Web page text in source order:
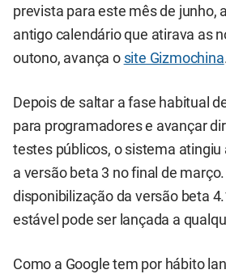
prevista para este mês de junho,
antigo calendário que atirava as
outono, avança o site Gizmochina
Depois de saltar a fase habitual
para programadores e avançar
testes públicos, o sistema
a versão beta 3 no final de
disponibilização da versão beta
estável pode ser lançada a
Como a Google tem por hábito